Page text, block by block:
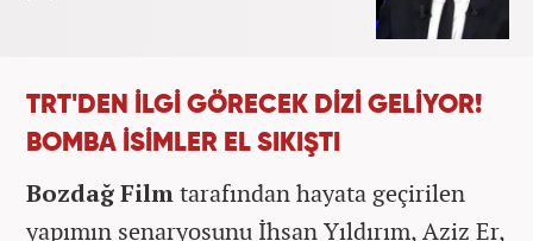
TRT'DEN İLGİ GÖRECEK DİZİ GELİYOR!
BOMBA İSİMLER EL SIKIŞTI
Bozdağ Filmtarafından hayata geçirilen
yapımın senaryosunu İhsan Yıldırım, Aziz Er,